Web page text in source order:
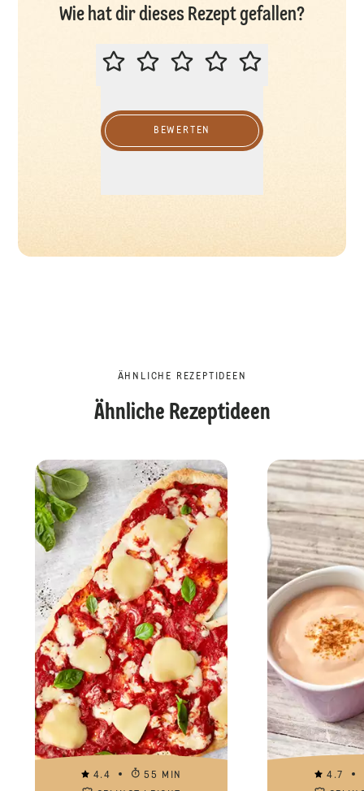
Wie hat dir dieses Rezept gefallen?
BITTE BEWERTEN SIE DIESES
BEWERTEN
ÄHNLICHE REZEPTIDEEN
Ähnliche Rezeptideen
4.4
55 MIN
4.7